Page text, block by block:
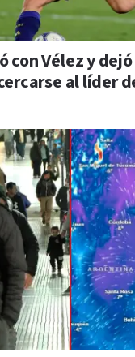
con Vélez y
al líder